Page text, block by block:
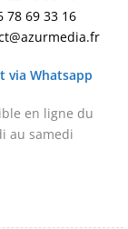
78 69 33 16
via Whatsapp
en ligne du
au samedi